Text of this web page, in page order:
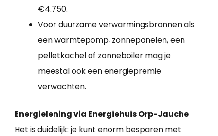
€4.750.
Voor duurzame verwarmingsbronnen als
een warmtepomp, zonnepanelen, een
pelletkachel of zonneboiler mag je
meestal ook een energiepremie
verwachten.
Energielening via Energiehuis Orp-Jauche
Het is duidelijk: je kunt enorm besparen met